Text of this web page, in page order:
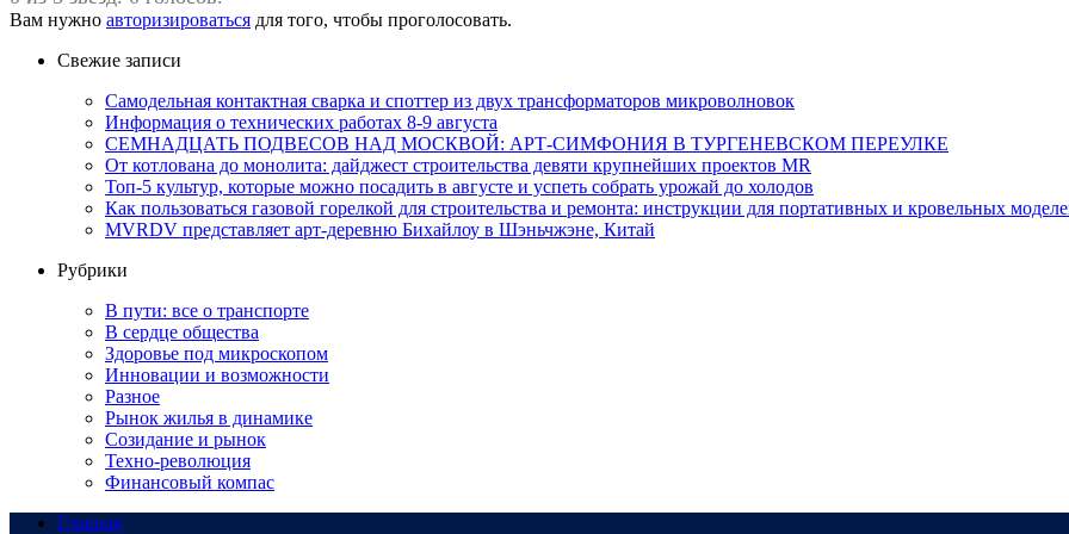
Вам нужно авторизироваться для того, чтобы проголосовать.
Свежие записи
Самодельная контактная сварка и споттер из двух трансформаторов микроволновок
Информация о технических работах 8-9 августа
СЕМНАДЦАТЬ ПОДВЕСОВ НАД МОСКВОЙ: АРТ-СИМФОНИЯ В ТУРГЕНЕВСКОМ ПЕРЕУЛКЕ
От котлована до монолита: дайджест строительства девяти крупнейших проектов MR
Топ-5 культур, которые можно посадить в августе и успеть собрать урожай до холодов
Как пользоваться газовой горелкой для строительства и ремонта: инструкции для портативных и кровельных
MVRDV представляет арт-деревню Бихайлоу в Шэньчжэне, Китай
Рубрики
В пути: все о транспорте
В сердце общества
Здоровье под микроскопом
Инновации и возможности
Разное
Рынок жилья в динамике
Созидание и рынок
Техно-революция
Финансовый компас
Главная